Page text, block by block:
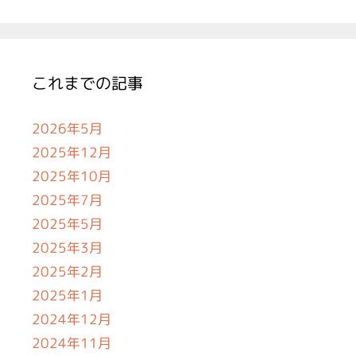
これまでの記事
2026年5月
2025年12月
2025年10月
2025年7月
2025年5月
2025年3月
2025年2月
2025年1月
2024年12月
2024年11月